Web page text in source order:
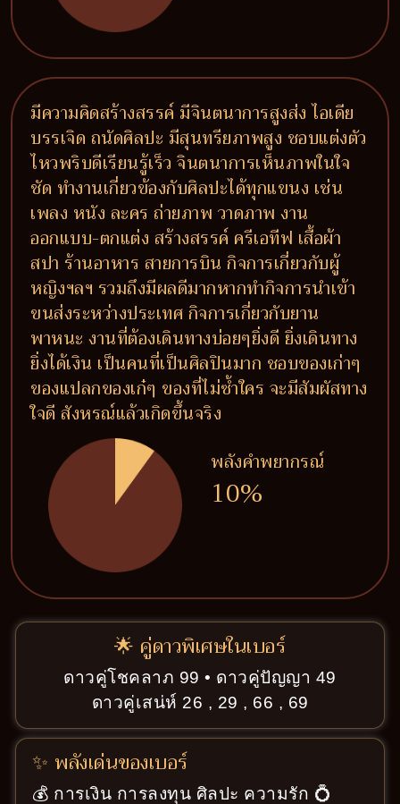
มีความคิดสร้างสรรค์ มีจินตนาการสูงส่ง ไอเดีย
บรรเจิด ถนัดศิลปะ มีสุนทรียภาพสูง ชอบแต่งตัว
ไหวพริบดีเรียนรู้เร็ว จินตนาการเห็นภาพในใจ
ชัด ทำงานเกี่ยวข้องกับศิลปะได้ทุกแขนง เช่น
เพลง หนัง ละคร ถ่ายภาพ วาดภาพ งาน
ออกแบบ-ตกแต่ง สร้างสรรค์ ครีเอทีฟ เสื้อผ้า
สปา ร้านอาหาร สายการบิน กิจการเกี่ยวกับผู้
หญิงฯลฯ รวมถึงมีผลดีมากหากทำกิจการนำเข้า
ขนส่งระหว่างประเทศ กิจการเกี่ยวกับยาน
พาหนะ งานที่ต้องเดินทางบ่อยๆยิ่งดี ยิ่งเดินทาง
ยิ่งได้เงิน เป็นคนที่เป็นศิลปินมาก ชอบของเก่าๆ
ของแปลกของเก๋ๆ ของที่ไม่ซ้ำใคร จะมีสัมผัสทาง
ใจดี สังหรณ์แล้วเกิดขึ้นจริง
พลังคำพยากรณ์
10%
🌟 คู่ดาวพิเศษในเบอร์
ดาวคู่โชคลาภ 99 • ดาวคู่ปัญญา 49
ดาวคู่เสน่ห์ 26 , 29 , 66 , 69
✨ พลังเด่นของเบอร์
💰 การเงิน การลงทุน ศิลปะ ความรัก 💍